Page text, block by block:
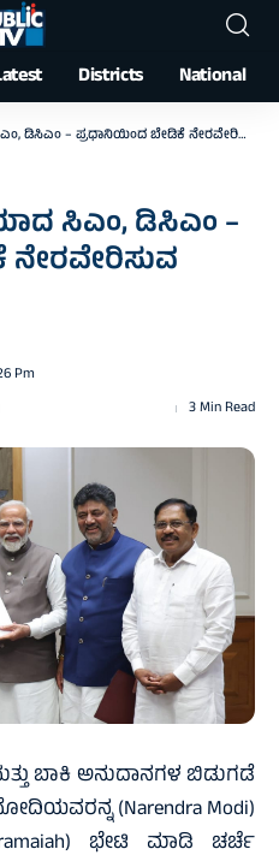
Districts National
– ಪ್ರಧಾನಿಯಿಂದ ಬೇಡಿಕೆ ನೇರವೇರಿಸುವ ಭರವಸೆ
ಸಿಎಂ, ಡಿಸಿಎಂ –
Pm
3 Min Read
ಬಾಕಿ ಅನುದಾನಗಳ ಬಿಡುಗಡೆ
(Narendra Modi)
ಭೇಟಿ ಮಾಡಿ ಚರ್ಚೆ